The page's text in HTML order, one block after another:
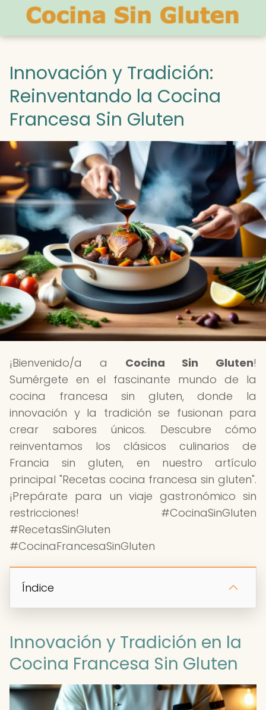
Innovación y Tradición:
Reinventando la Cocina
Francesa Sin Gluten
¡Bienvenido/a a Cocina Sin Gluten!
Sumérgete en el fascinante mundo de la
cocina francesa sin gluten, donde la
innovación y la tradición se fusionan para
crear sabores únicos. Descubre cómo
reinventamos los clásicos culinarios de
Francia sin gluten, en nuestro artículo
principal "Recetas cocina francesa sin gluten".
¡Prepárate para un viaje gastronómico sin
restricciones! #CocinaSinGluten
#RecetasSinGluten
#CocinaFrancesaSinGluten
Índice
Innovación y Tradición en la
Cocina Francesa Sin Gluten